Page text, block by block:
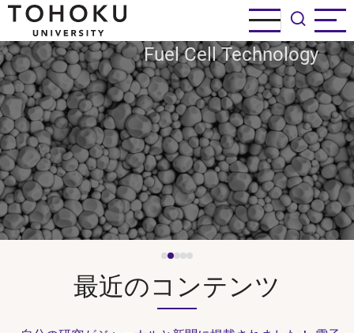
メ
ン
コ
ン
テ
ン
ツ
に
移
動
Fuel Cell Technology
Electrolytes & Electrodes for
SOCs
最近のコンテンツ